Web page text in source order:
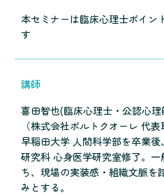
本セミナーは臨床心理士ポイン
す
講師
喜田智也(臨床心理士・公認心理
（株式会社ポルトクオーレ 代表
早稲田大学 人間科学部を卒業
研究科 心身医学研究室修了。
ち、現場の実装感・組織文脈を
みとする。